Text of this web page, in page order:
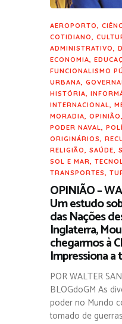
AEROPORTO,
COTIDIANO,
ADMINISTRATIVO,
ECONOMIA,
FUNCIONALISMO
URBANA,
HISTÓRIA,
INTERNACIONAL,
MORADIA, OPINIÃO,
PODER NAVAL,
ORIGINÁRIOS,
RELIGIÃO, SAÚDE,
SOL E MAR,
TRANSPORTES,
OPINIÃO –
Um estudo
das Nações
Inglaterra,
chegarmos à
Impressiona a
POR WALTER
BLOGdoGM As
poder no Mundo
tomado de